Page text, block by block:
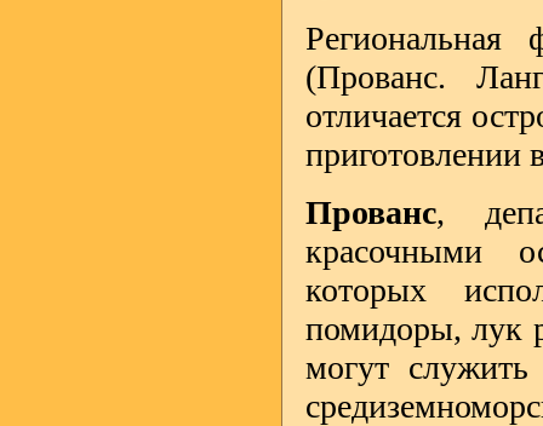
Региональная
(Прованс.
отличается
приготовлении
Прованс,
красочными
которых
помидоры, лук
могут